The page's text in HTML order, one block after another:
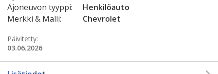
Ajoneuvon tyyppi:
Henkilöauto
Merkki & Malli:
Chevrolet
Päivitetty:
03.06.2026